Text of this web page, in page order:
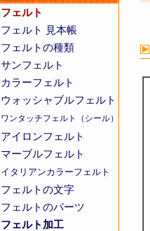
フェルト
フェルト 見本帳
フェルトの種類
サンフェルト
カラーフェルト
ウォッシャブルフェルト
ワンタッチフェルト（シール）
アイロンフェルト
マーブルフェルト
イタリアンカラーフェルト
フェルトの文字
フェルトのパーツ
フェルト加工